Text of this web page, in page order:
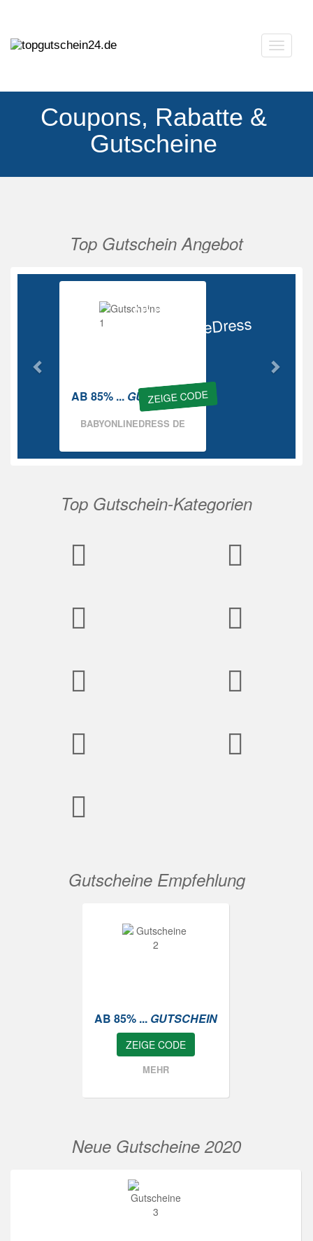
Coupons, Rabatte &
Gutscheine
Top Gutschein Angebot
Ab 85%
BabyOnlineDress
ZEIGE CODE
AB 85% ... GUTSCHEIN
BABYONLINEDRESS DE
Vorherige
Top Gutschein-Kategorien
Gutscheine Empfehlung
AB 85% ... GUTSCHEIN
ZEIGE CODE
MEHR
Neue Gutscheine 2020